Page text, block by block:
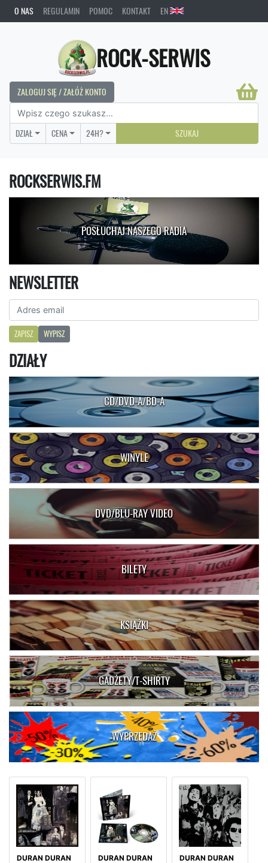
O NAS REGULAMIN POMOC KONTAKT EN
ROCK-SERWIS
ZALOGUJ SIĘ / ZAŁÓŻ KONTO
DZIAŁ CENA 24H? SZUKAJ
ROCKSERWIS.FM
POSŁUCHAJ NASZEGO RADIA
NEWSLETTER
ZAPISZ WYPISZ
DZIAŁY
CD/DVD-A/BD-A
WINYLE
DVD/BLU-RAY VIDEO
BILETY
KSIĄŻKI
GADŻETY/T-SHIRTY
WYPRZEDAŻ
DURAN DURAN
DURAN DURAN
DURAN DURAN